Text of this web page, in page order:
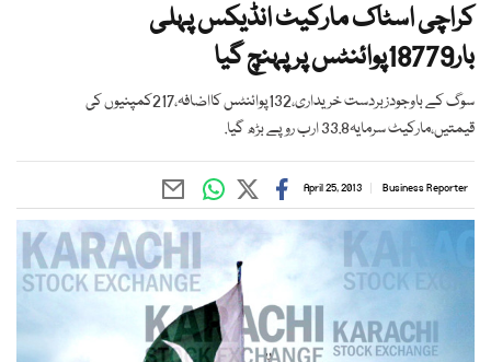
کراچی اسٹاک مارکیٹ انڈیکس پہلی
بار18779پوائنٹس پر پہنچ گیا
سوگ کے باوجودزبردست خریداری،132پوائنٹس کااضافہ،217کمپنیوں کی
قیمتیں،مارکیٹ سرمایہ33.8 ارب روپے بڑھ گیا.
Business Reporter
April 25, 2013